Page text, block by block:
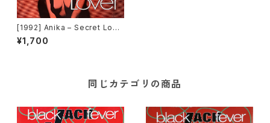
[1992] Anika – Secret Love
r [Time Records][TRD 124
2]
¥1,700
同じカテゴリの商品